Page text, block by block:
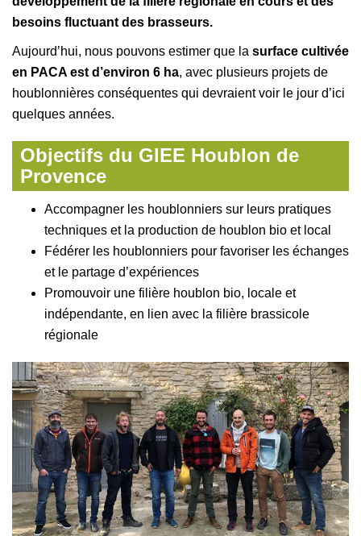
besoins fluctuant des brasseurs.
Aujourd’hui, nous pouvons estimer que la surface cultivée
en PACA est d’environ 6 ha, avec plusieurs projets de
houblonnières conséquentes qui devraient voir le jour d’ici
quelques années.
Objectifs du GIEE Houblon de
Provence
Accompagner les houblonniers sur leurs pratiques
techniques et la production de houblon bio et local
Fédérer les houblonniers pour favoriser les échanges
et le partage d’expériences
Promouvoir une filière houblon bio, locale et
indépendante, en lien avec la filière brassicole
régionale